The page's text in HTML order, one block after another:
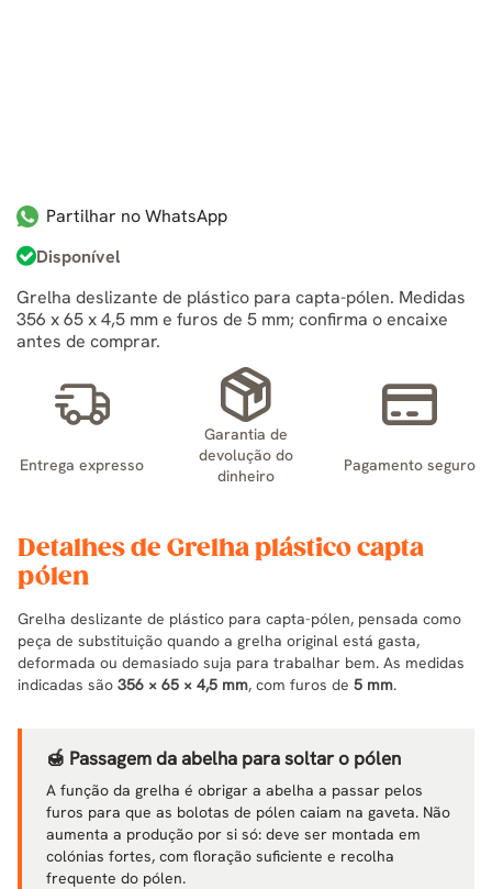
Partilhar no WhatsApp
Disponível
Grelha deslizante de plástico para capta-pólen. Medidas
356 x 65 x 4,5 mm e furos de 5 mm; confirma o encaixe
antes de comprar.
Entrega expresso
Garantia de
devolução do
dinheiro
Pagamento seguro
Detalhes de Grelha plástico capta
pólen
Grelha deslizante de plástico para capta-pólen, pensada como
peça de substituição quando a grelha original está gasta,
deformada ou demasiado suja para trabalhar bem. As medidas
indicadas são 356 × 65 × 4,5 mm, com furos de 5 mm.
🍯 Passagem da abelha para soltar o pólen
A função da grelha é obrigar a abelha a passar pelos
furos para que as bolotas de pólen caiam na gaveta. Não
aumenta a produção por si só: deve ser montada em
colónias fortes, com floração suficiente e recolha
frequente do pólen.